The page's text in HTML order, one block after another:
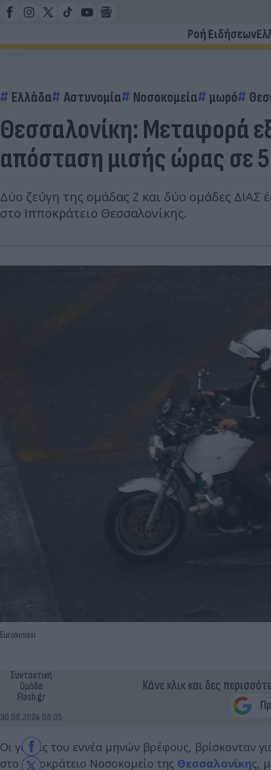
Ροή Ειδήσεων
Ελλάδα Αστυνομία Νοσοκομεία μωρό
Θεσσαλονίκη: Μεταφορά
απόσταση μισής ώρας σε
Δύο ζεύγη της ομάδας Ζ και δύο ομάδες
στο Ιπποκράτειο Θεσσαλονίκης.
Eurokinissi
Συντακτική
Ομάδα
Flash.gr
30.08.2024 08:05
Κάνε κλικ και δες
Οι γονείς του εννέα μηνών βρέφους, βρίσκονταν
στο Ιπποκράτειο Νοσοκομείο της Θεσσαλονίκης,